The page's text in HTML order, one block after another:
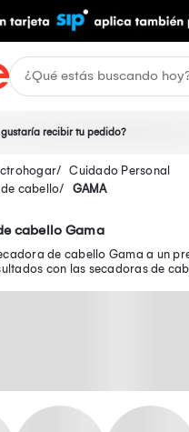
recibir tu pedido?
Cuidado Personal
cabello
GAMA
cabello Gama
de cabello Gama a un
con las secadoras de